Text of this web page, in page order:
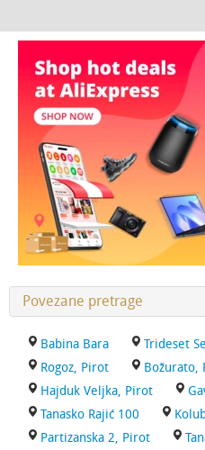
Povezane pretrage
Babina Bara
Trideset
Rogoz, Pirot
Božurato,
Hajduk Veljka, Pirot
Tanasko Rajić 100
Partizanska 2, Pirot